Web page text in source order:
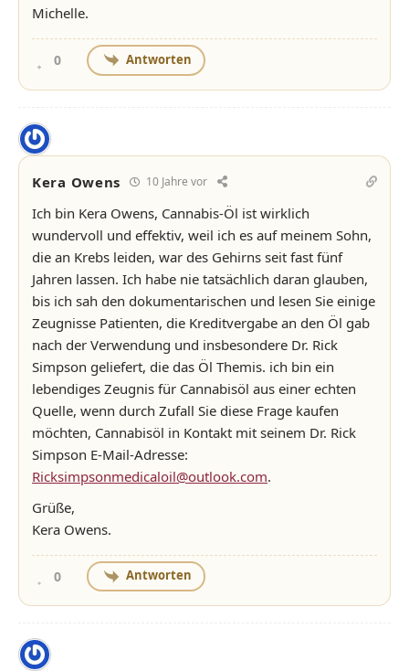
Michelle.
0 Antworten
Kera Owens 10 Jahre vor
Ich bin Kera Owens, Cannabis-Öl ist wirklich
wundervoll und effektiv, weil ich es auf meinem Sohn,
die an Krebs leiden, war des Gehirns seit fast fünf
Jahren lassen. Ich habe nie tatsächlich daran glauben,
bis ich sah den dokumentarischen und lesen Sie einige
Zeugnisse Patienten, die Kreditvergabe an den Öl gab
nach der Verwendung und insbesondere Dr. Rick
Simpson geliefert, die das Öl Themis. ich bin ein
lebendiges Zeugnis für Cannabisöl aus einer echten
Quelle, wenn durch Zufall Sie diese Frage kaufen
möchten, Cannabisöl in Kontakt mit seinem Dr. Rick
Simpson E-Mail-Adresse:
Ricksimpsonmedicaloil@outlook.com.
Grüße,
Kera Owens.
0 Antworten